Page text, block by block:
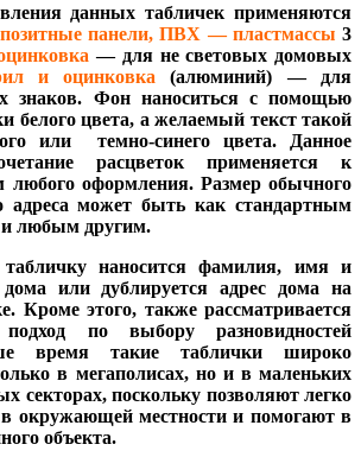
данных табличек применяются
панели, ПВХ — пластмассы 3
— для не световых домовых
и оцинковка (алюминий) — для
знаков. Фон наноситься с помощью
белого цвета, а желаемый текст такой
или темно-синего цвета. Данное
расцветок применяется к
любого оформления. Размер обычного
адреса может быть как стандартным
и любым другим.
наносится фамилия, имя и
дома или дублируется адрес дома на
Кроме этого, также рассматривается
подход по выбору разновидностей
время такие таблички широко
в мегаполисах, но и в маленьких
секторах, поскольку позволяют легко
в окружающей местности и помогают в
объекта.